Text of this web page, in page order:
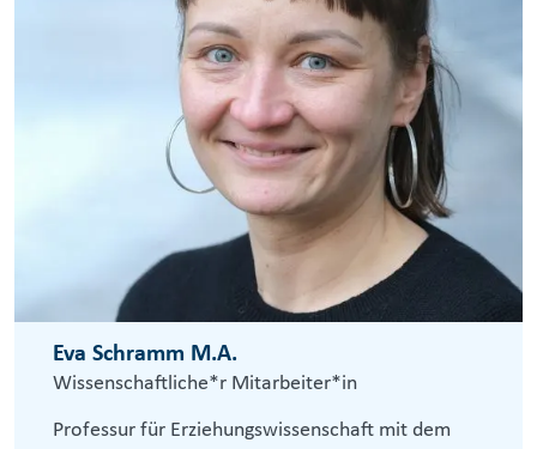
Eva Schramm M.A.
Wissenschaftliche*r Mitarbeiter*in
Professur für Erziehungswissenschaft mit dem